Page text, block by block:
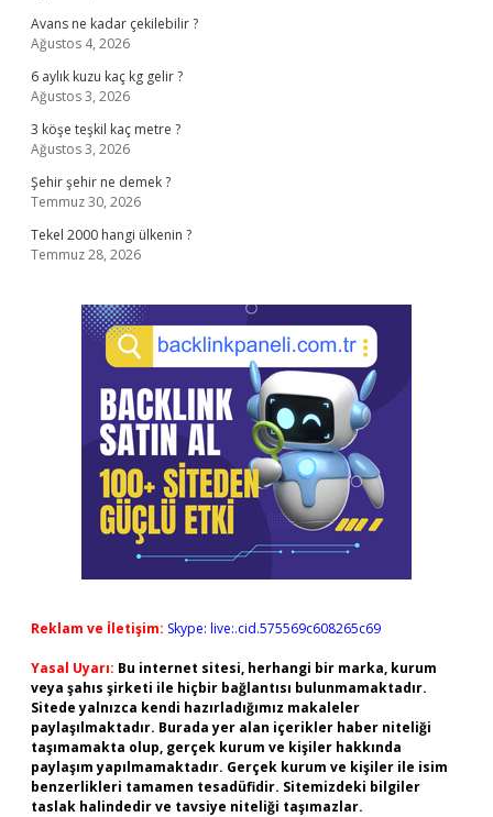
Avans ne kadar çekilebilir ?
Ağustos 4, 2026
6 aylık kuzu kaç kg gelir ?
Ağustos 3, 2026
3 köşe teşkil kaç metre ?
Ağustos 3, 2026
Şehir şehir ne demek ?
Temmuz 30, 2026
Tekel 2000 hangi ülkenin ?
Temmuz 28, 2026
Reklam ve İletişim: Skype: live:.cid.575569c608265c69
Yasal Uyarı: Bu internet sitesi, herhangi bir marka, kurum
veya şahıs şirketi ile hiçbir bağlantısı bulunmamaktadır.
Sitede yalnızca kendi hazırladığımız makaleler
paylaşılmaktadır. Burada yer alan içerikler haber niteliği
taşımamakta olup, gerçek kurum ve kişiler hakkında
paylaşım yapılmamaktadır. Gerçek kurum ve kişiler ile isim
benzerlikleri tamamen tesadüfidir. Sitemizdeki bilgiler
taslak halindedir ve tavsiye niteliği taşımazlar.